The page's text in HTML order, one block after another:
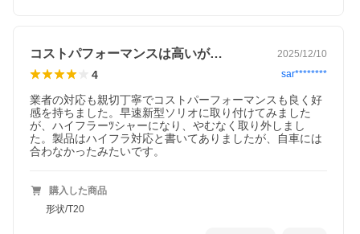
コストパフォーマンスは高いが… 2025/12/10
4 sar********
業者の対応も親切丁寧でコストパーフォーマンスも良く好
感を持ちました。早速新型ソリオに取り付けてみました
が、ハイフラーﾂシャーになり、やむなく取り外しまし
た。製品はハイフラ対応と書いてありましたが、自車には
購入した商品
形状/T20